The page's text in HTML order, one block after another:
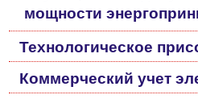
мощности
Технологическое
Коммерческий учет